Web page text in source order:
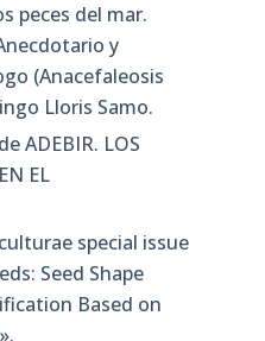
peces del mar.
y
(Anacefaleosis
Lloris Samo.
ADEBIR. LOS
EL
special issue
Seed Shape
Based on